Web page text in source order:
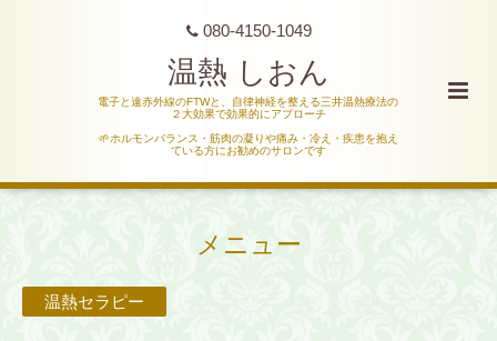
080-4150-1049
温熱 しおん
電子と遠赤外線のFTWと、自律神経を整える三井温熱療法の
２大効果で効果的にアプローチ
🌱ホルモンバランス・筋肉の凝りや痛み・冷え・疾患を抱え
ている方にお勧めのサロンです
メニュー
温熱セラピー